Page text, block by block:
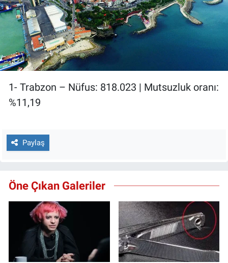
1- Trabzon – Nüfus: 818.023 | Mutsuzluk oranı:
%11,19
Paylaş
Öne Çıkan Galeriler